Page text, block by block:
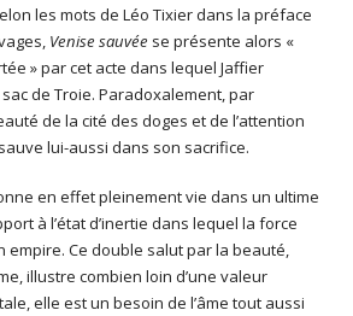
les mots de Léo Tixier dans la préface
Venise sauvée se présente alors «
» par cet acte dans lequel Jaffier
de Troie. Paradoxalement, par
de la cité des doges et de l’attention
lui-aussi dans son sacrifice.
en effet pleinement vie dans un ultime
à l’état d’inertie dans lequel la force
empire. Ce double salut par la beauté,
illustre combien loin d’une valeur
elle est un besoin de l’âme tout aussi